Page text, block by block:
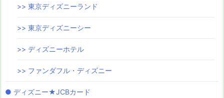
>> 東京ディズニーランド
>> 東京ディズニーシー
>> ディズニーホテル
>> ファンダフル・ディズニー
● ディズニー★JCBカード